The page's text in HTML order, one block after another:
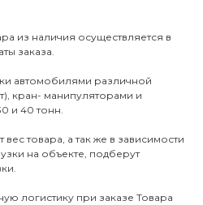
из наличия осуществляется в
заказа.
автомобилями различной
кран- манипуляторами и
и 40 тонн.
товара, а так же в зависимости
на объекте, подберут
логистику при заказе Товара